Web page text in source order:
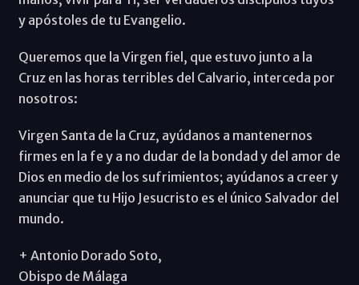
y apóstoles de tu Evangelio.
Queremos que la Virgen fiel, que estuvo junto a la
Cruz en las horas terribles del Calvario, interceda por
nosotros:
Virgen Santa de la Cruz, ayúdanos a mantenernos
firmes en la fe y a no dudar de la bondad y del amor de
Dios en medio de los sufrimientos; ayúdanos a creer y
anunciar que tu Hijo Jesucristo es el único Salvador del
mundo.
+ Antonio Dorado Soto,
Obispo de Málaga